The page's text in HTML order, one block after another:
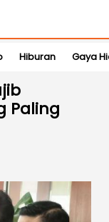
Hiburan Gaya
Paling